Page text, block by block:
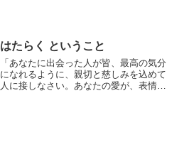
はたらく ということ
「あなたに出会った人が皆、最高の気分
になれるように、親切と慈しみを込めて
人に接しなさい。あなたの愛が、表情や